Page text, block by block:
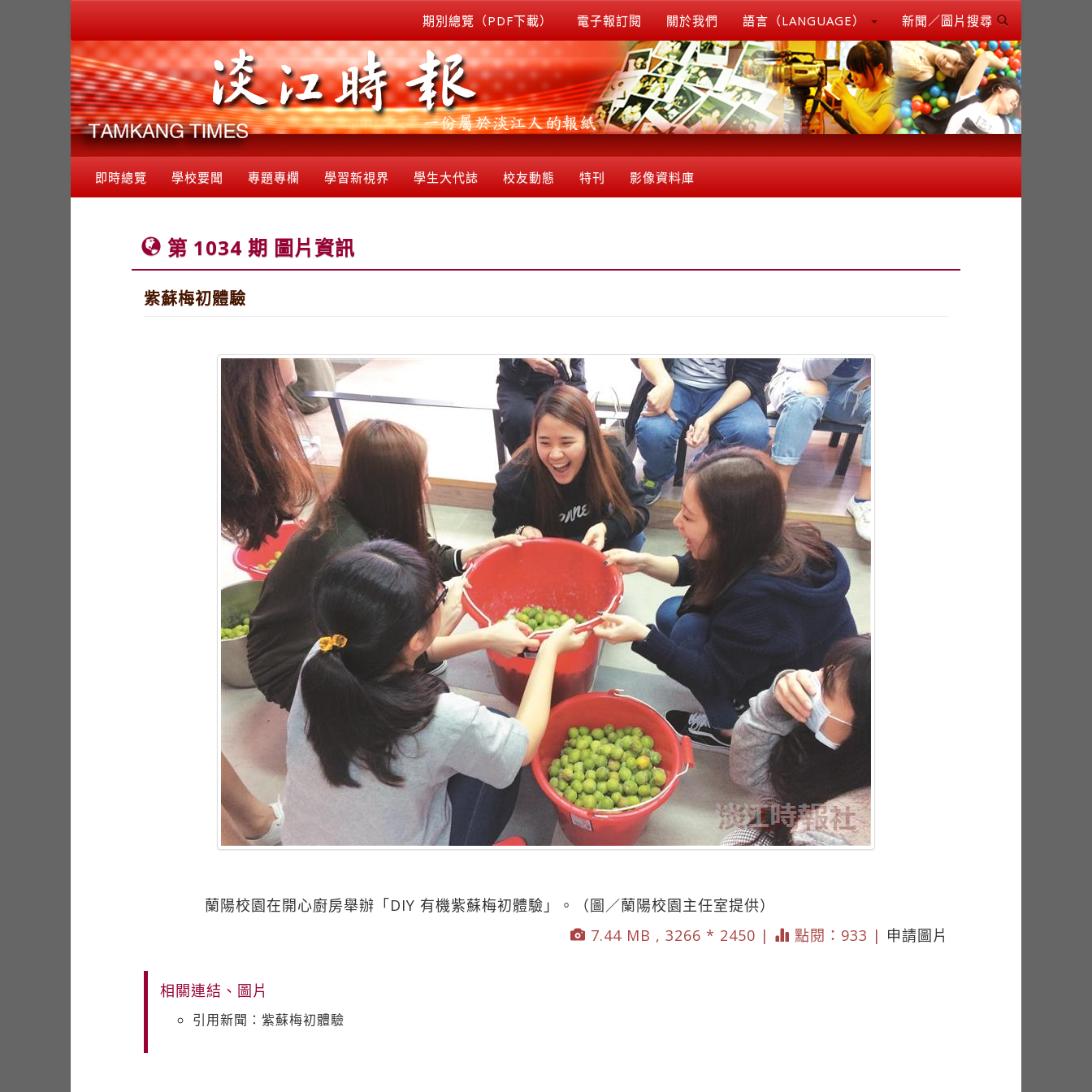
期別總覽（PDF下載） 電子報訂閱 關於我們 語言（LANGUAGE） 新聞／圖片搜尋
即時總覽 學校要聞 專題專欄 學習新視界 學生大代誌 校友動態 特刊 影像資料庫
第 1034 期 圖片資訊
紫蘇梅初體驗
蘭陽校園在開心廚房舉辦「DIY 有機紫蘇梅初體驗」。（圖／蘭陽校園主任室提供）
7.44 MB , 3266 * 2450 |
點閱：933 | 申請圖片
相關連結、圖片
引用新聞：紫蘇梅初體驗